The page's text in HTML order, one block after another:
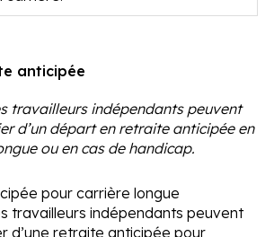
anticipée
travailleurs indépendants peuvent
d’un départ en retraite anticipée en
ou en cas de handicap.
pour carrière longue
travailleurs indépendants peuvent
d’une retraite anticipée pour